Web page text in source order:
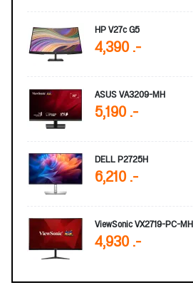
HP V27c G5
4,390 .-
ASUS VA3209-MH
5,190 .-
DELL P2725H
6,210 .-
ViewSonic VX2719-PC-
4,930 .-